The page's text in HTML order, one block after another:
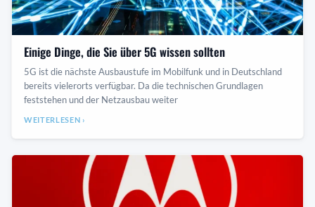
Einige Dinge, die Sie über 5G wissen sollten
5G ist die nächste Ausbaustufe im Mobilfunk und in Deutschland
bereits vielerorts verfügbar. Da die technischen Grundlagen
feststehen und der Netzausbau weiter
WEITERLESEN ›